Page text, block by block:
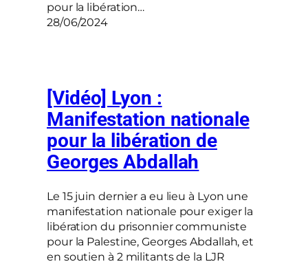
pour la libération…
28/06/2024
[Vidéo] Lyon :
Manifestation nationale
pour la libération de
Georges Abdallah
Le 15 juin dernier a eu lieu à Lyon une
manifestation nationale pour exiger la
libération du prisonnier communiste
pour la Palestine, Georges Abdallah, et
en soutien à 2 militants de la LJR